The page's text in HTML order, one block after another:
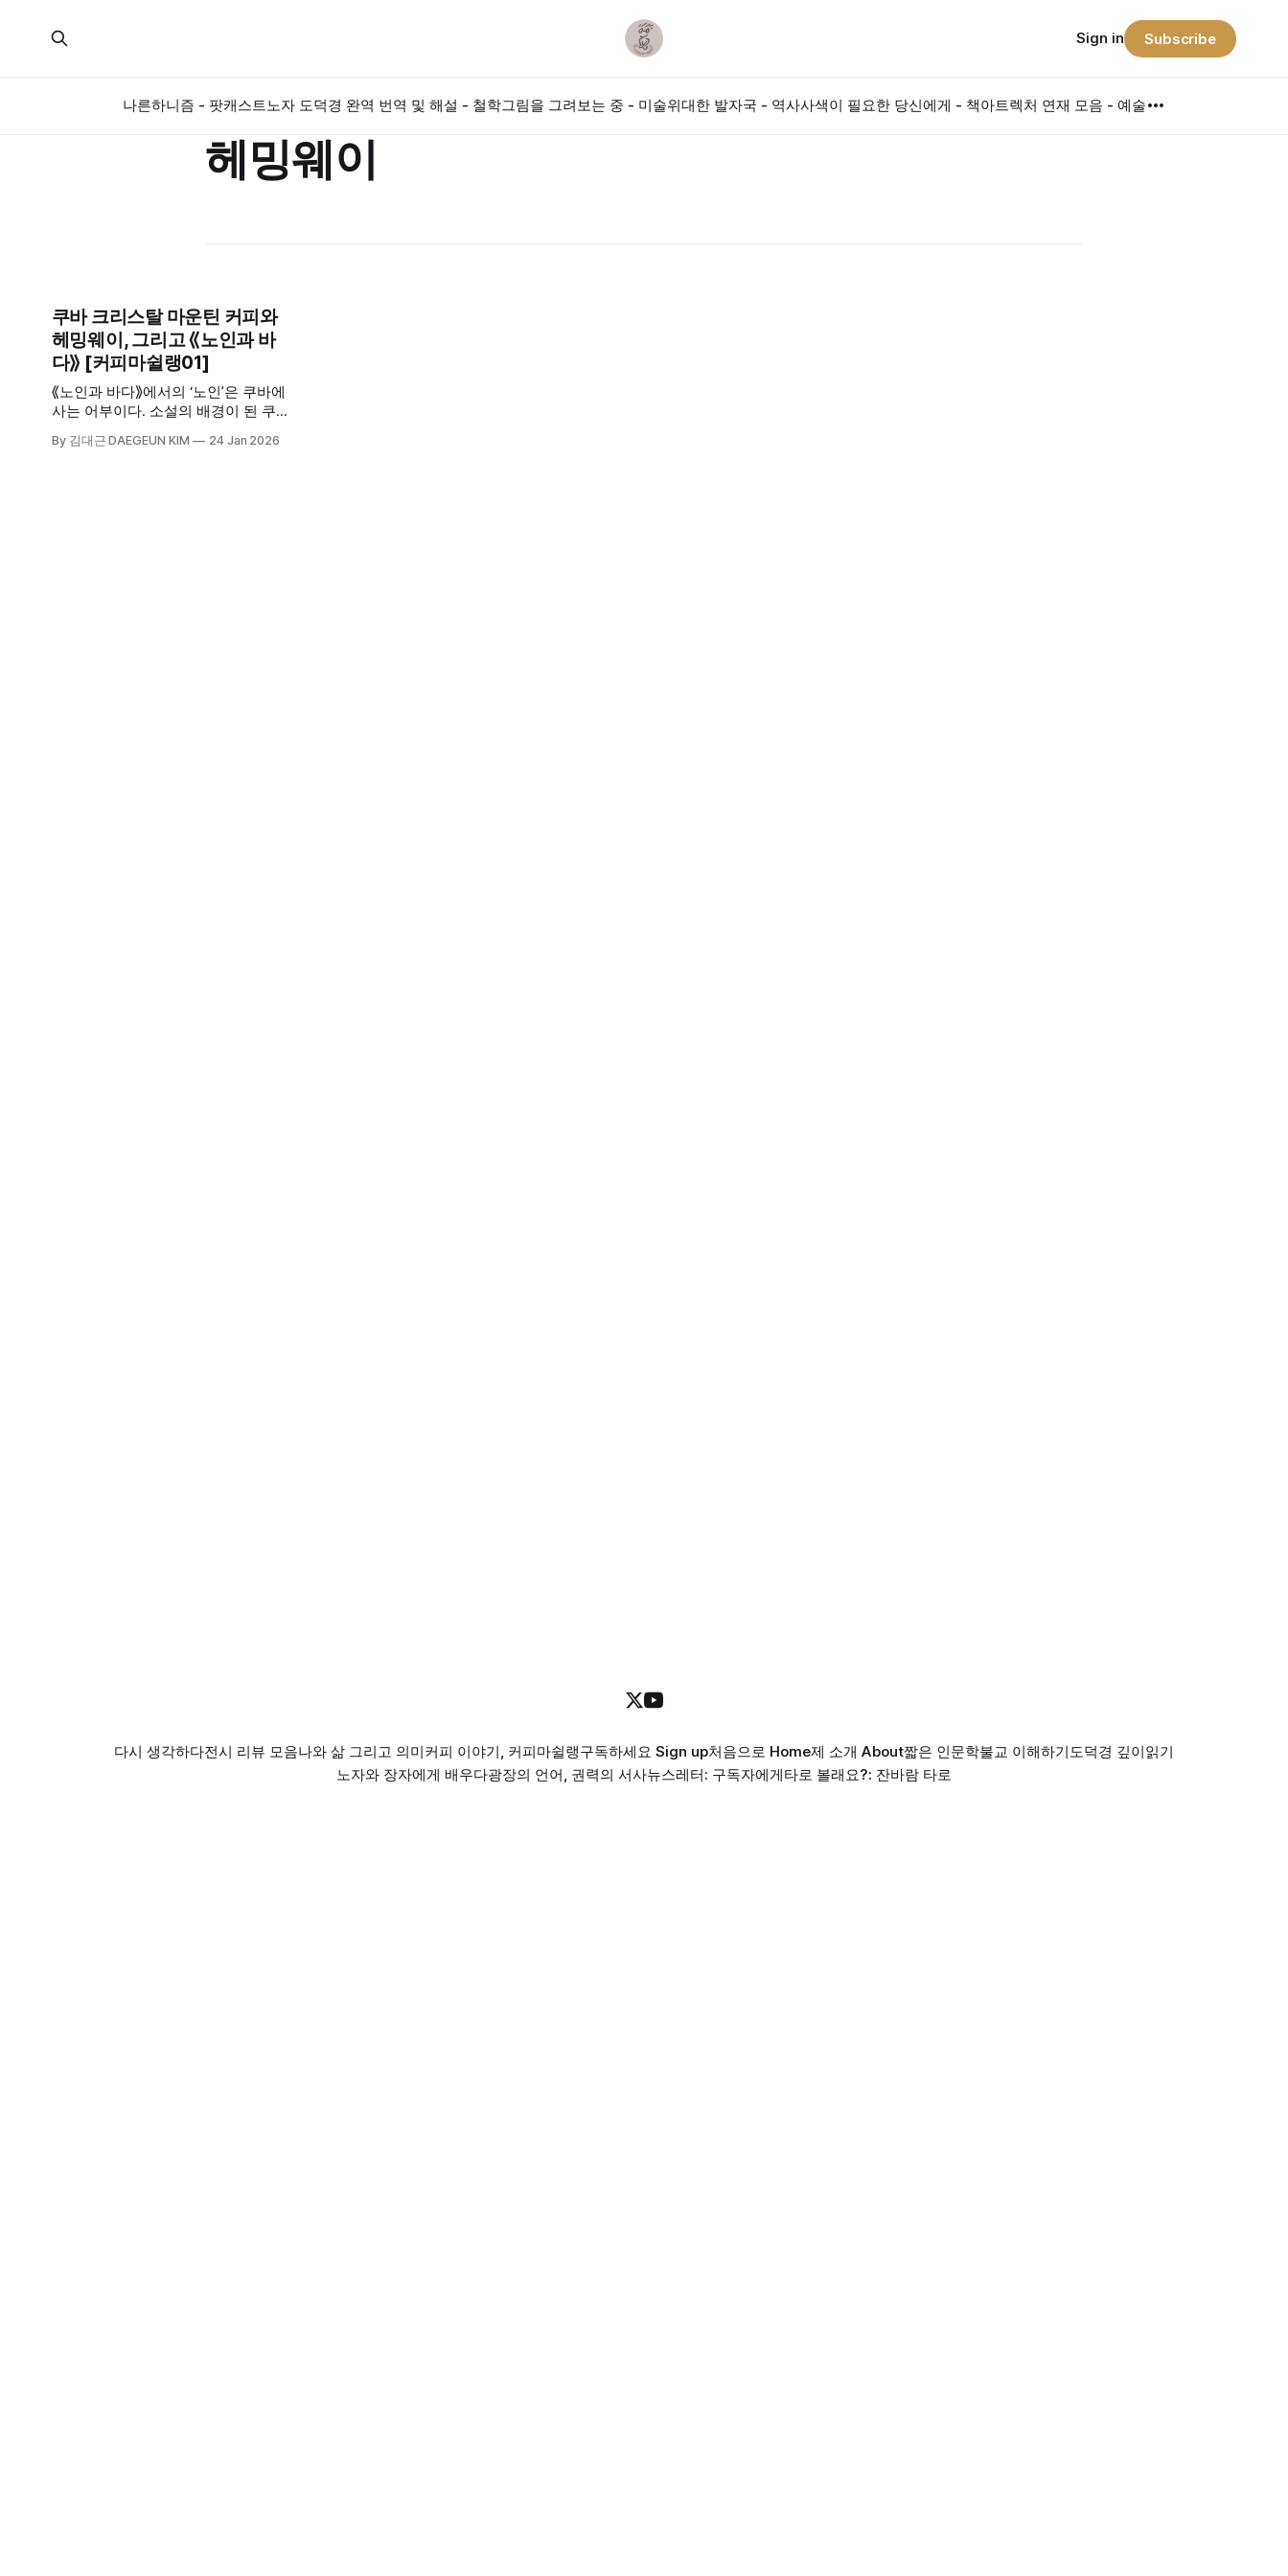
나른하니즘 - 팟캐스트노자 도덕경 완역 번역 및 해설 - 철학그림을 그려보는 중 - 미술위대한 발자국 - 역사사색이 필요한 당신에게 - 책아트렉처 연재 모음 - 예술
Sign in Subscribe
헤밍웨이
쿠바 크리스탈 마운틴 커피와
헤밍웨이, 그리고 ⟪노인과 바
다⟫ [커피마쉴랭01]
⟪노인과 바다⟫에서의 ‘노인’은 쿠바에
사는 어부이다. 소설의 배경이 된 쿠
쿠바 혁명과 체 게바라, 그리고 사회
By 김대근 DAEGEUN KIM 24 Jan 2026
다시 생각하다전시 리뷰 모음나와 삶 그리고 의미커피 이야기, 커피마쉴랭구독하세요 Sign up처음으로 Home제 소개 About짧은 인문학불교 이해하기도덕경 깊이읽기
노자와 장자에게 배우다광장의 언어, 권력의 서사뉴스레터: 구독자에게타로 볼래요?: 잔바람 타로